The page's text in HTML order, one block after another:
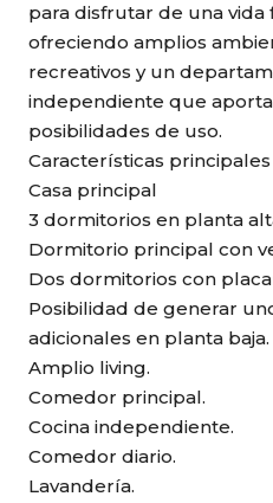
para disfrutar de una
ofreciendo amplios
recreativos y un
independiente que
posibilidades de uso.
Características principales
Casa principal
3 dormitorios en planta
Dormitorio principal con
Dos dormitorios con
Posibilidad de generar
adicionales en planta baja.
Amplio living.
Comedor principal.
Cocina independiente.
Comedor diario.
Lavandería.